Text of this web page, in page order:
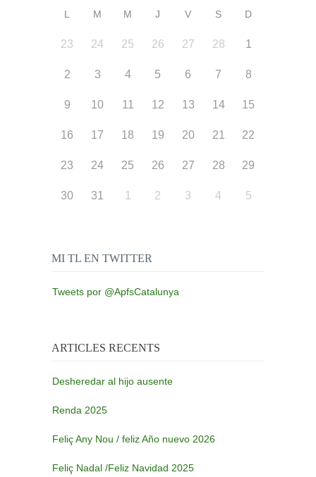
L M M J V S D
23 24 25 26 27 28 1
2 3 4 5 6 7 8
9 10 11 12 13 14 15
16 17 18 19 20 21 22
23 24 25 26 27 28 29
30 31 1 2 3 4 5
MI TL EN TWITTER
Tweets por @ApfsCatalunya
ARTICLES RECENTS
Desheredar al hijo ausente
Renda 2025
Feliç Any Nou / feliz Año nuevo 2026
Feliç Nadal /Feliz Navidad 2025